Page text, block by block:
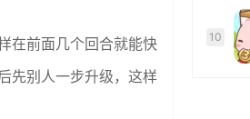
在前面几个回合就能快
先别人一步升级，这样
10